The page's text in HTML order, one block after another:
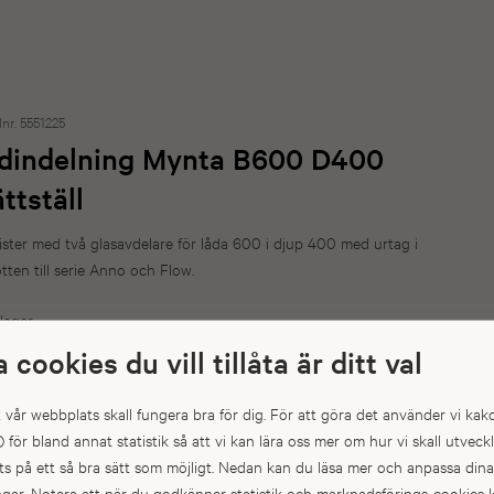
cookies du vill tillåta är ditt val
webbplats skall fungera bra för dig. För att göra det använder vi
för bland annat statistik så att vi kan lära oss mer om hur vi skall
på ett så bra sätt som möjligt. Nedan kan du läsa mer och anpassa dina
5551225
Mynta B600 D400
med två glasavdelare för låda 600 i djup 400 med urtag i
till serie Anno och Flow.
717 kr
Antal